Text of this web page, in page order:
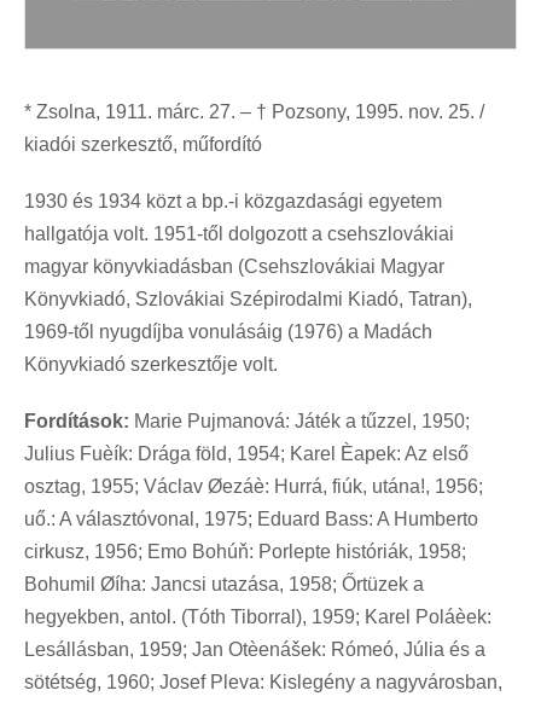
* Zsolna, 1911. márc. 27. – † Pozsony, 1995. nov. 25. /
kiadói szerkesztő, műfordító
1930 és 1934 közt a bp.-i közgazdasági egyetem
hallgatója volt. 1951-től dolgozott a csehszlovákiai
magyar könyvkiadásban (Csehszlovákiai Magyar
Könyvkiadó, Szlovákiai Szépirodalmi Kiadó, Tatran),
1969-től nyugdíjba vonulásáig (1976) a Madách
Könyvkiadó szerkesztője volt.
Fordítások: Marie Pujmanová: Játék a tűzzel, 1950;
Julius Fuèík: Drága föld, 1954; Karel Èapek: Az első
osztag, 1955; Václav Øezáè: Hurrá, fiúk, utána!, 1956;
uő.: A választóvonal, 1975; Eduard Bass: A Humberto
cirkusz, 1956; Emo Bohúň: Porlepte históriák, 1958;
Bohumil Øíha: Jancsi utazása, 1958; Őrtüzek a
hegyekben, antol. (Tóth Tiborral), 1959; Karel Poláèek:
Lesállásban, 1959; Jan Otèenášek: Rómeó, Júlia és a
sötétség, 1960; Josef Pleva: Kislegény a nagyvárosban,